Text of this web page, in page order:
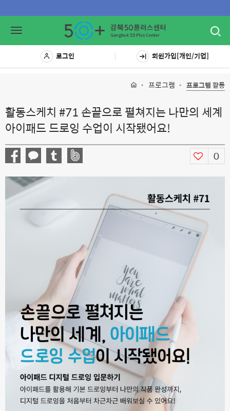
Toggle
로그인 회원가입[개인/기업]
프로그램 프로그램 활동
활동스케치 #71 손끝으로 펼쳐지는 나만의 세계
아이패드 드로잉 수업이 시작됐어요!
0